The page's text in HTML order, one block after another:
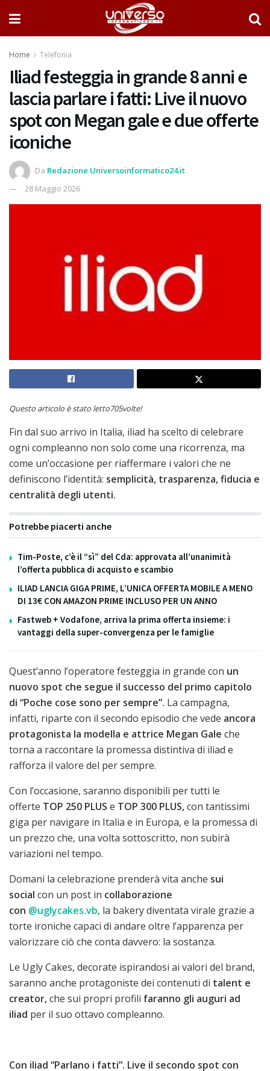
Home Telefonia
Iliad festeggia in grande 8 anni e
lascia parlare i fatti: Live il nuovo
spot con Megan gale e due offerte
iconiche
Da Redazione Universoinformatico24.it
28 Maggio 2026
Questo articolo è stato letto705volte!
Fin dal suo arrivo in Italia, iliad ha scelto di celebrare
ogni compleanno non solo come una ricorrenza, ma
come un’occasione per riaffermare i valori che ne
definiscono l’identità: semplicità, trasparenza, fiducia e
centralità degli utenti.
Potrebbe piacerti anche
Tim-Poste, c’è il “sì” del Cda: approvata all’unanimità
l’offerta pubblica di acquisto e scambio
ILIAD LANCIA GIGA PRIME, L’UNICA OFFERTA MOBILE A MENO
DI 13€ CON AMAZON PRIME INCLUSO PER UN ANNO
Fastweb + Vodafone, arriva la prima offerta insieme: i
vantaggi della super-convergenza per le famiglie
Quest’anno l’operatore festeggia in grande con un
nuovo spot che segue il successo del primo capitolo
di “Poche cose sono per sempre”. La campagna,
infatti, riparte con il secondo episodio che vede ancora
protagonista la modella e attrice Megan Gale che
torna a raccontare la promessa distintiva di iliad e
rafforza il valore del per sempre.
Con l’occasione, saranno disponibili per tutti le
offerte TOP 250 PLUS e TOP 300 PLUS,con tantissimi
giga per navigare in Italia e in Europa, e la promessa di
un prezzo che, una volta sottoscritto, non subirà
variazioni nel tempo.
Domani la celebrazione prenderà vita anche sui
social con un post in collaborazione
con @uglycakes.vb, la bakery diventata virale grazie a
torte ironiche capaci di andare oltre l’apparenza per
valorizzare ciò che conta davvero: la sostanza.
Le Ugly Cakes, decorate ispirandosi ai valori del brand,
saranno anche protagoniste dei contenuti di talent e
creator,che sui propri profili faranno gli auguri ad
iliad per il suo ottavo compleanno.
Con iliad “Parlano i fatti”. Live il secondo spot con